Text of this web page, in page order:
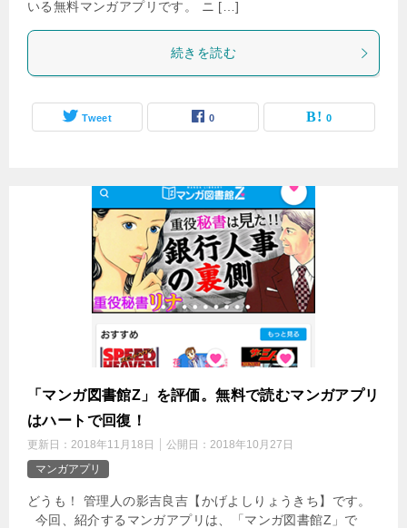
いる無料マンガアプリです。 ニ […]
続きを読む
Tweet 0 0
「マンガ図書館Z」を評価。無料で読むマンガアプリ
はハートで回復！
更新日： 2018年11月18日 公開日： 2018年10月27日
マンガアプリ
どうも！ 管理人の影吉良吉【かげよしりょうきち】です。
今回、紹介するマンガアプリは、「マンガ図書館Z」で